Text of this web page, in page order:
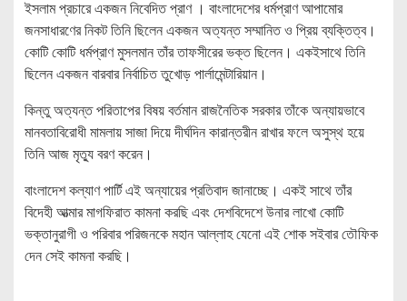
ইসলাম প্রচারে একজন নিবেদিত প্রাণ । বাংলাদেশের ধর্মপ্রাণ আপামোর
জনসাধারণের নিকট তিনি ছিলেন একজন অত্যন্ত সম্মানিত ও প্রিয় ব্যক্তিত্ব।
কোটি কোটি ধর্মপ্রাণ মুসলমান তাঁর তাফসীরের ভক্ত ছিলেন। একইসাথে তিনি
ছিলেন একজন বারবার নির্বাচিত তুখোড় পার্লামেন্টারিয়ান।
কিন্তু অত্যন্ত পরিতাপের বিষয় বর্তমান রাজনৈতিক সরকার তাঁকে অন্যায়ভাবে
মানবতাবিরোধী মামলায় সাজা দিয়ে দীর্ঘদিন কারান্তরীন রাখার ফলে অসুস্থ হয়ে
তিনি আজ মৃত্যু বরণ করেন।
বাংলাদেশ কল্যাণ পার্টি এই অন্যায়ের প্রতিবাদ জানাচ্ছে। একই সাথে তাঁর
বিদেহী আত্মার মাগফিরাত কামনা করছি এবং দেশবিদেশে উনার লাখো কোটি
ভক্তানুরাগী ও পরিবার পরিজনকে মহান আল্লাহ যেনো এই শোক সইবার তৌফিক
দেন সেই কামনা করছি।